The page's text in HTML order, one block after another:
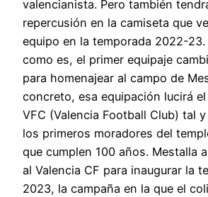
valencianista. Pero también
repercusión en la camiseta que
equipo en la temporada 2022-
como es, el primer equipaje
para homenajear al campo de
concreto, esa equipación lucirá
VFC (Valencia Football Club) tal
los primeros moradores del
que cumplen 100 años. Mestalla
al Valencia CF para inaugurar la
2023, la campaña en la que el